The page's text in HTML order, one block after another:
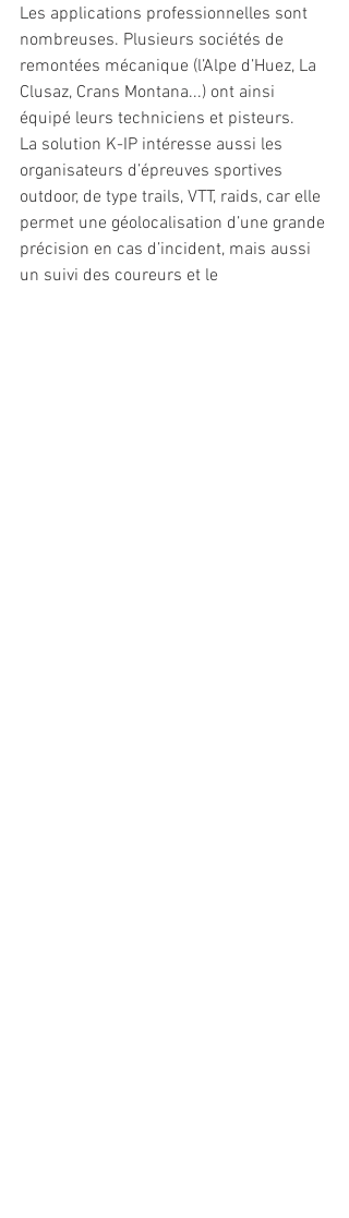
Les applications professionnelles sont
nombreuses. Plusieurs sociétés de
remontées mécanique (l’Alpe d’Huez, La
Clusaz, Crans Montana...) ont ainsi
équipé leurs techniciens et pisteurs.
La solution K-IP intéresse aussi les
organisateurs d’épreuves sportives
outdoor, de type trails, VTT, raids, car elle
permet une géolocalisation d’une grande
précision en cas d’incident, mais aussi
un suivi des coureurs et le